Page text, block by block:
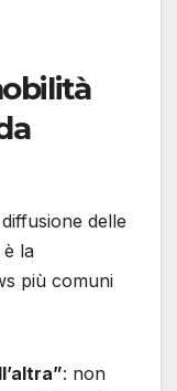
delle
la
più comuni
: non